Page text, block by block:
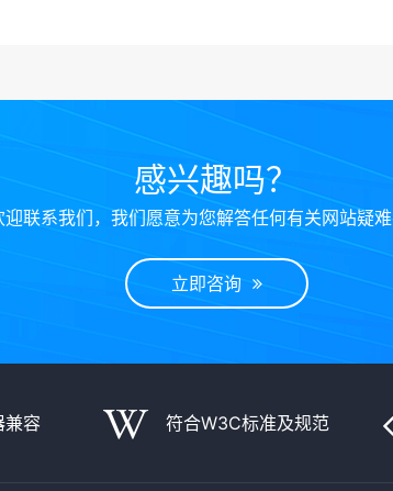
感兴趣吗？
迎联系我们，我们愿意为您解答任何有关网站疑难
立即咨询
兼容 符合W3C标准及规范